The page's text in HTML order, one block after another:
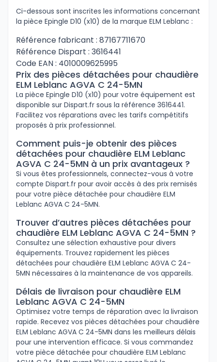
Ci-dessous sont inscrites les informations concernant
la pièce Epingle D10 (x10) de la marque ELM Leblanc :
Référence fabricant : 87167711670
Référence Dispart : 3616441
Code EAN : 4010009625995
Prix des pièces détachées pour chaudière
ELM Leblanc AGVA C 24-5MN
La pièce Epingle D10 (x10) pour votre équipement est
disponible sur Dispart.fr sous la référence 3616441.
Facilitez vos réparations avec les tarifs compétitifs
proposés à prix professionnel.
Comment puis-je obtenir des pièces
détachées pour chaudière ELM Leblanc
AGVA C 24-5MN à un prix avantageux ?
Si vous êtes professionnels, connectez-vous à votre
compte Dispart.fr pour avoir accès à des prix remisés
pour votre pièce détachée pour chaudière ELM
Leblanc AGVA C 24-5MN.
Trouver d’autres pièces détachées pour
chaudière ELM Leblanc AGVA C 24-5MN ?
Consultez une sélection exhaustive pour divers
équipements. Trouvez rapidement les pièces
détachées pour chaudière ELM Leblanc AGVA C 24-
5MN nécessaires à la maintenance de vos appareils.
Délais de livraison pour chaudière ELM
Leblanc AGVA C 24-5MN
Optimisez votre temps de réparation avec la livraison
rapide. Recevez vos pièces détachées pour chaudière
ELM Leblanc AGVA C 24-5MN dans les meilleurs délais
pour une intervention efficace. Si vous commandez
votre pièce détachée pour chaudière ELM Leblanc